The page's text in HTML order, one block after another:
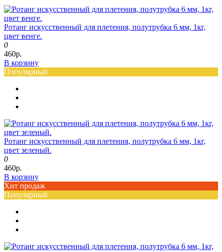
Ротанг искусственный для плетения, полутрубка 6 мм, 1кг,
цвет венге.
0
460р.
В корзину
Популярный
Ротанг искусственный для плетения, полутрубка 6 мм, 1кг,
цвет зеленый.
0
460р.
В корзину
Хит продаж
Популярный